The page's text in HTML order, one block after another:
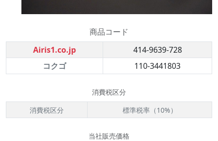
商品コード
Airis1.co.jp
414-9639-728
コクゴ
110-3441803
消費税区分
消費税区分
標準税率（10%）
当社販売価格